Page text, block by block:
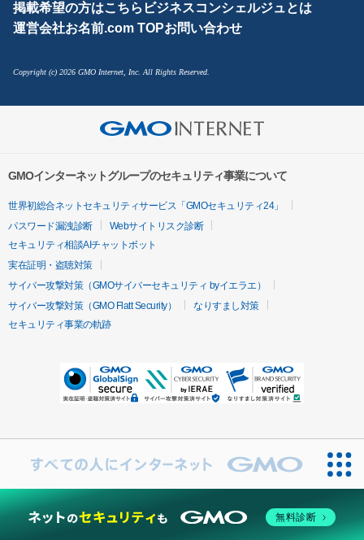
掲載希望の方はこちら ビジネスコンシェルジュとは
運営会社お名前.com TOPお問い合わせ
Copyright (c) 2026 GMO Internet, Inc. All Rights Reserved.
GMOインターネットグループのセキュリティ事業について
世界初総合ネットセキュリティサービス「GMOセキュリティ24」
パスワード漏洩診断
Webサイトリスク診断
セキュリティ相談AIチャットボット
実在証明・盗聴対策
サイバー攻撃対策（GMOサイバーセキュリティ byイエラエ）
サイバー攻撃対策（GMO Flatt Security）
なりすまし対策
セキュリティ事業の軌跡
無料診断